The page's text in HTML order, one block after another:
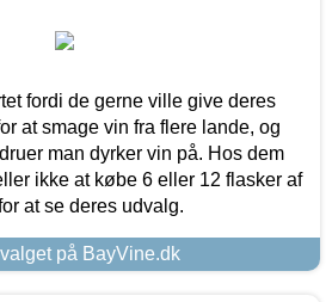
fordi de gerne ville give deres
at smage vin fra flere lande, og
man dyrker vin på. Hos dem
ikke at købe 6 eller 12 flasker af
at se deres udvalg.
på BayVine.dk